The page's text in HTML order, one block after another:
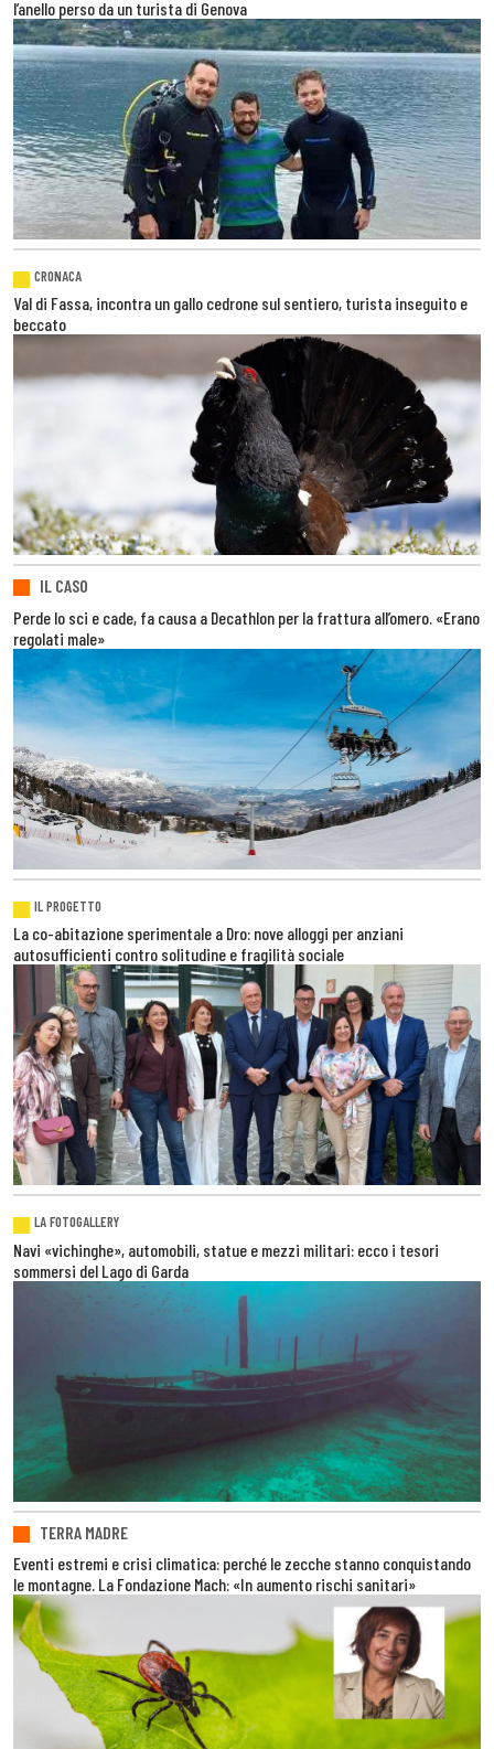
l’anello perso da un turista di Genova
CRONACA
Val di Fassa, incontra un gallo cedrone sul sentiero, turista inseguito e
beccato
IL CASO
Perde lo sci e cade, fa causa a Decathlon per la frattura all’omero. «Erano
regolati male»
IL PROGETTO
La co-abitazione sperimentale a Dro: nove alloggi per anziani
autosufficienti contro solitudine e fragilità sociale
LA FOTOGALLERY
Navi «vichinghe», automobili, statue e mezzi militari: ecco i tesori
sommersi del Lago di Garda
TERRA MADRE
Eventi estremi e crisi climatica: perché le zecche stanno conquistando
le montagne. La Fondazione Mach: «In aumento rischi sanitari»